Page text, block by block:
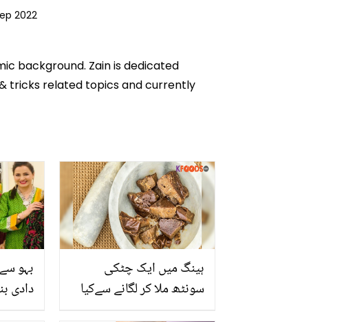
2022
background. Zain is dedicated
tricks related topics and currently
بہو
دادی
ہینگ میں ایک چٹکی
سونٹھ ملا کر لگانے سےکیا